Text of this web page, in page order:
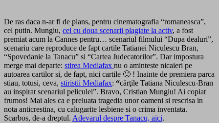
De ras daca n-ar fi de plans, pentru cinematografia “romaneasca”,
cel putin. Mungiu, cel cu doua scenarii plagiate la activ, a fost
premiat acum la Cannes pentru… scenariul filmului “Dupa dealuri”,
scenariu care reproduce de fapt cartile Tatianei Niculescu Bran,
“Spovedanie la Tanacu” si “Cartea Judecatorilor”. Dar impostura
merge mai departe: stirea Mediafax nu o aminteste nicaieri pe
autoarea cartilor si, de fapt, nici cartile 🙂 ! Inainte de premiera parca
stiau, totusi, ceva, stiristii Mediafax: “cărţile Tatiana Niculescu-Bran
au inspirat scenariul peliculei”. Bravo, Cristian Mungiu! Ai copiat
frumos! Mai ales ca e preluata tragedia unor oameni si rescrisa in
nota anticrestina, cu calugarite lesbiene si o crima inventata.
Scarbos, de-a dreptul. Adevarul despre Tanacu, aici.